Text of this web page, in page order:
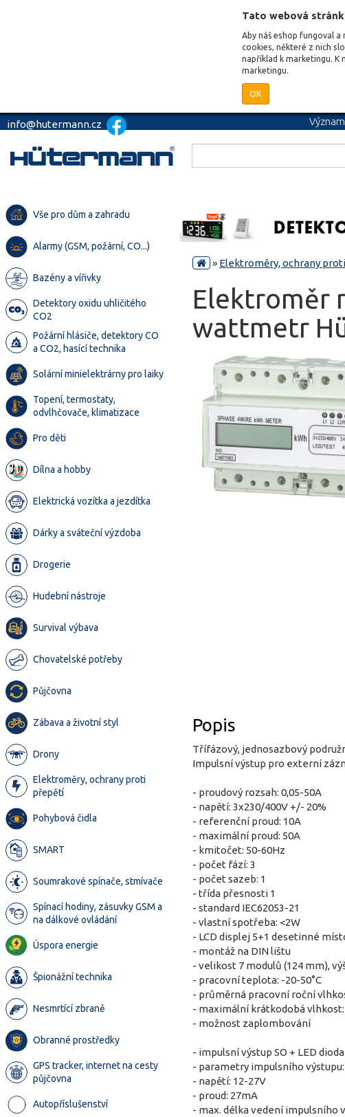
Tato webová
Aby náš eshop fungoval
cookies, některé z nich
například k marketingu.
marketingu.
OK
info@hutermann.cz
Vše pro dům a zahradu
Alarmy (GSM, požární, CO...)
Bazény a vířivky
Detektory oxidu uhličitého
CO2
Požární hlásiče, detektory CO
a CO2, hasící technika
Solární minielektrárny pro laiky
Topení, termostaty,
odvlhčovače, klimatizace
Pro děti
Dílna a hobby
Elektrická vozítka a jezdítka
Dárky a sváteční výzdoba
Drogerie
Hudební nástroje
Survival výbava
Chovatelské potřeby
Půjčovna
Zábava a životní styl
Drony
Elektroměry, ochrany proti
přepětí
Pohybová čidla
SMART
Soumrakové spínače, stmívače
Spínací hodiny, zásuvky GSM a
na dálkové ovládání
Úspora energie
Špionážní technika
Nesmrtící zbraně
Obranné prostředky
GPS tracker, internet na cesty
půjčovna
Autopříslušenství
» Elektroměry, ochrany
Elektroměr
wattmetr
Popis
Třífázový, jednosazbový
Impulsní výstup pro externí
- proudový rozsah: 0,05-50A
- napětí: 3x230/400V +/- 20%
- referenční proud: 10A
- maximální proud: 50A
- kmitočet: 50-60Hz
- počet fází: 3
- počet sazeb: 1
- třída přesnosti 1
- standard IEC62053-21
- vlastní spotřeba: <2W
- LCD displej 5+1 desetinné
- montáž na DIN lištu
- velikost 7 modulů (124 mm),
- pracovní teplota: -20-50°C
- průměrná pracovní roční
- maximální krátkodobá vlhkost:
- možnost zaplombování
- impulsní výstup SO + LED
- parametry impulsního výstupu:
- napětí: 12-27V
- proud: 27mA
- max. délka vedení impulsního